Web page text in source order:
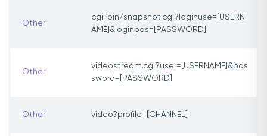
Other
cgi-bin/snapshot.cgi?loginuse=[USERN
AME]&loginpas=[PASSWORD]
Other
videostream.cgi?user=[USERNAME]&pas
sword=[PASSWORD]
Other video?profile=[CHANNEL]